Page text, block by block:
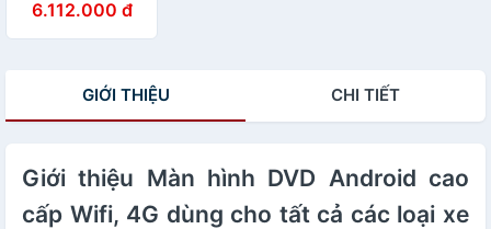
cho tất cả các
loại xe ô tô Ram
- Mã: LV–AD900
6.112.000 đ
GIỚI THIỆU CHI TIẾT
Giới thiệu Màn hình DVD Android cao
cấp Wifi, 4G dùng cho tất cả các loại xe